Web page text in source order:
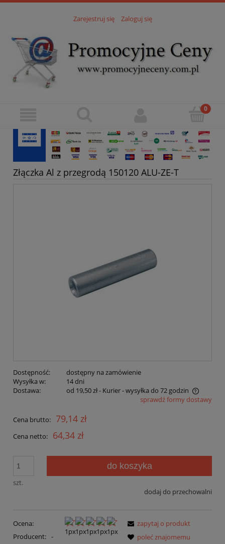
Zarejestruj się Zaloguj się
Złączka Al z przegrodą 150120 ALU-ZE-T
Dostępność:
dostępny na zamówienie
Wysyłka w:
14 dni
Dostawa:
od 19,50 zł- Kurier - wysyłka do 72 godzin
Cena nie zawiera ewentualnych kosztów płatnościsprawdź formy dostawy
Cena brutto: 79,14 zł
Cena netto: 64,34 zł
szt.
do koszyka
dodaj do przechowalni
Ocena:
Producent: -
zapytaj o produkt
poleć znajomemu